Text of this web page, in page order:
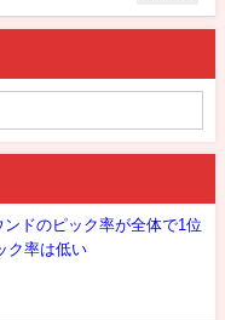
ンドのピック率が全体で1位
ク率は低い